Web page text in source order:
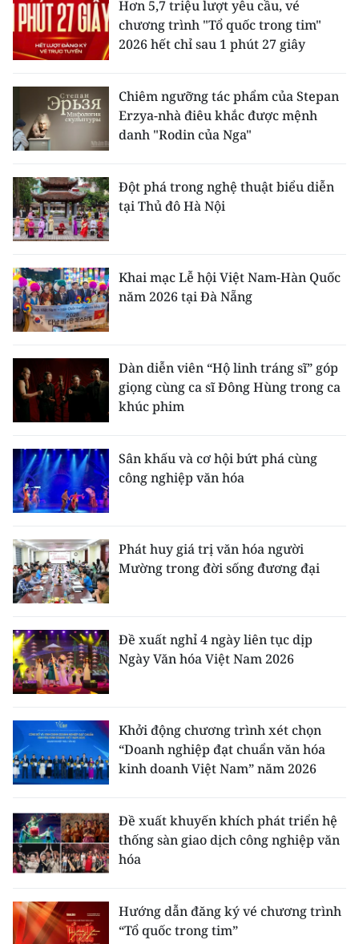
Hơn 5,7 triệu lượt yêu cầu, vé
chương trình "Tổ quốc trong tim"
2026 hết chỉ sau 1 phút 27 giây
Chiêm ngưỡng tác phẩm của Stepan
Erzya-nhà điêu khắc được mệnh
danh "Rodin của Nga"
Đột phá trong nghệ thuật biểu diễn
tại Thủ đô Hà Nội
Khai mạc Lễ hội Việt Nam-Hàn Quốc
năm 2026 tại Đà Nẵng
Dàn diễn viên “Hộ linh tráng sĩ” góp
giọng cùng ca sĩ Đông Hùng trong ca
khúc phim
Sân khấu và cơ hội bứt phá cùng
công nghiệp văn hóa
Phát huy giá trị văn hóa người
Mường trong đời sống đương đại
Đề xuất nghỉ 4 ngày liên tục dịp
Ngày Văn hóa Việt Nam 2026
Khởi động chương trình xét chọn
“Doanh nghiệp đạt chuẩn văn hóa
kinh doanh Việt Nam” năm 2026
Đề xuất khuyến khích phát triển hệ
thống sàn giao dịch công nghiệp văn
hóa
Hướng dẫn đăng ký vé chương trình
“Tổ quốc trong tim”